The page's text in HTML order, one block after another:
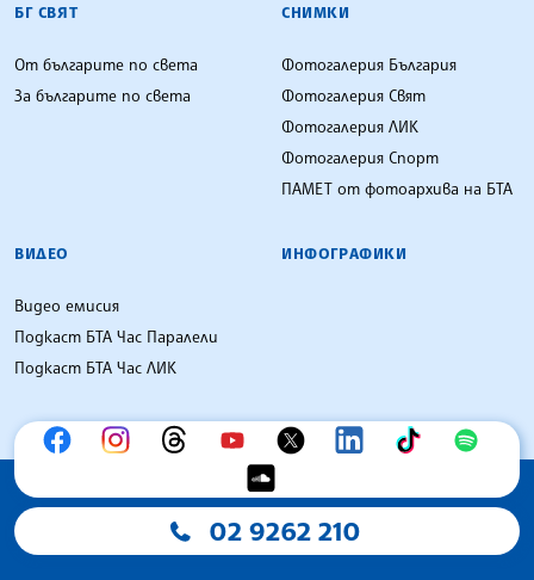
БГ СВЯТ
От българите по света
За българите по света
СНИМКИ
Фотогалерия България
Фотогалерия Свят
Фотогалерия ЛИК
Фотогалерия Спорт
ПАМЕТ от фотоархива на БТА
ВИДЕО
Видео емисия
Подкаст БТА Час Паралели
Подкаст БТА Час ЛИК
ИНФОГРАФИКИ
02 9262 210